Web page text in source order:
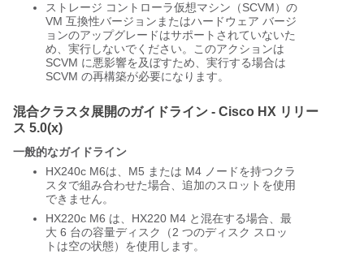
ストレージ コントローラ仮想マシン（SCVM）の
VM 互換性バージョンまたはハードウェア バージ
ョンのアップグレードはサポートされていないた
め、実行しないでください。このアクションは
SCVM に悪影響を及ぼすため、実行する場合は
SCVM の再構築が必要になります。
混合クラスタ展開のガイドライン - Cisco HX リリー
ス 5.0(x)
一般的なガイドライン
HX240c M6は、M5 または M4 ノードを持つクラ
スタで組み合わせた場合、追加のスロットを使用
できません。
HX220c M6 は、HX220 M4 と混在する場合、最
大 6 台の容量ディスク（2 つのディスク スロッ
トは空の状態）を使用します。